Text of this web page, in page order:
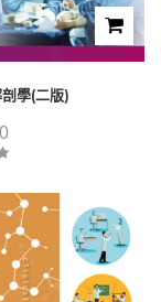
學(二版)